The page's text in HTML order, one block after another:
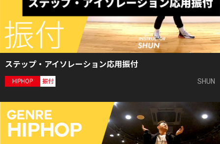
ステップ・アイソレーション応用振付
HIPHOP 振付 SHUN